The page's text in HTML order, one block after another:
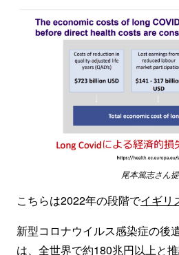
尾本篤志さん
こちらは2022年の段階でイギリ
新型コロナウイルス感染症の後
は、全世界で約180兆円以上と推